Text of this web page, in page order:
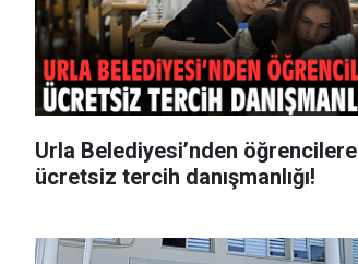
Urla Belediyesi’nden öğrencilere
ücretsiz tercih danışmanlığı!